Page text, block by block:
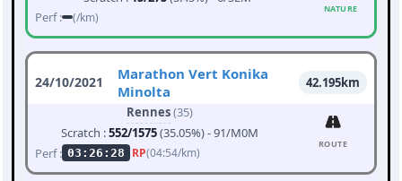
Perf :
(/km)
NATURE
24/10/2021
Marathon Vert Konika
Minolta
42.195km
Rennes(35)
Scratch :552/1575(35.05%) - 91/M0M
Perf : 03:26:28 RP(04:54/km)
ROUTE